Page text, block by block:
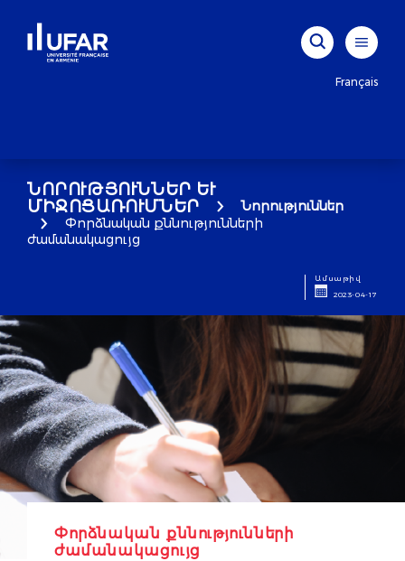
Français
ՆՈՐՈՒԹՅՈՒՆՆԵՐ ԵՒ Մ
ԻՋՈՑԱՌՈՒՄՆԵՐ
Նորություններ
Փորձնական քննությունների
ժամանակացույց
Ամսաթիվ
2023-04-17
Փորձնական քննությունների
ժամանակացույց